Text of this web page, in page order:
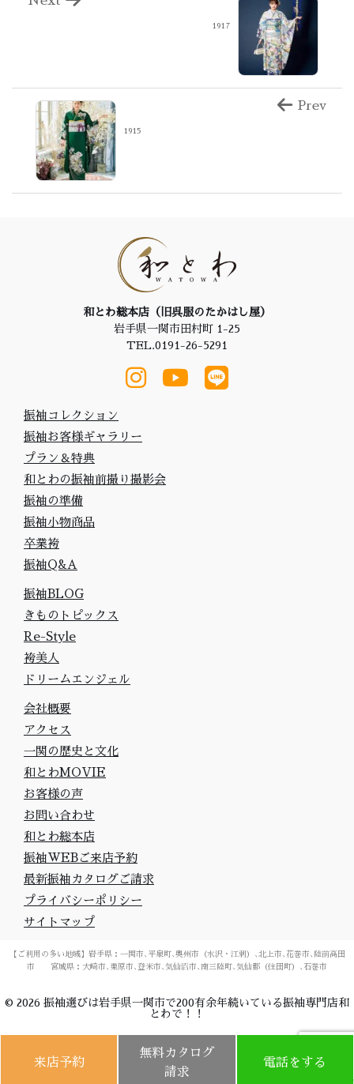
1917
1915
Prev
和とわ総本店（旧呉服のたかはし屋）
岩手県一関市田村町 1-25
TEL.0191-26-5291
振袖コレクション
振袖お客様ギャラリー
プラン＆特典
和とわの振袖前撮り撮影会
振袖の準備
振袖小物商品
卒業袴
振袖Q&A
振袖BLOG
きものトピックス
Re-Style
袴美人
ドリームエンジェル
会社概要
アクセス
一関の歴史と文化
和とわMOVIE
お客様の声
お問い合わせ
和とわ総本店
振袖WEBご来店予約
最新振袖カタログご請求
プライバシーポリシー
サイトマップ
【ご利用の多い地域】岩手県：一関市､平泉町､奥州市（水沢・江刺）､北上市､花巻市､陸前高田
市 宮城県：大崎市､栗原市､登米市､気仙沼市､南三陸町､気仙郡（住田町）､石巻市
© 2026 振袖選びは岩手県一関市で200有余年続いている振袖専門店和
とわで！！
来店予約
無料カタログ
請求
電話をする